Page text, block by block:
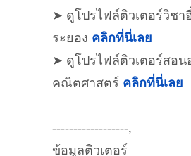
➤ ดูโปรไฟล์ติวเตอร์วิชา
ระยอง คลิกที่นี่เลย
➤ ดูโปรไฟล์ติวเตอร์สอน
คณิตศาสตร์ คลิกที่นี่เลย
------------------,
ข้อมูลติวเตอร์